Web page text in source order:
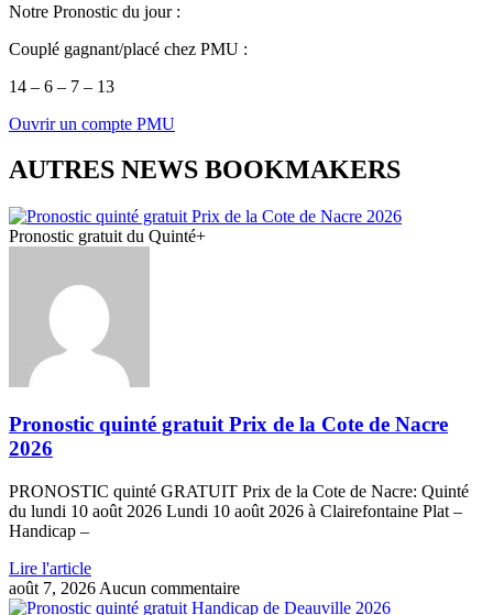
Notre Pronostic du jour :
Couplé gagnant/placé chez PMU :
14 – 6 – 7 – 13
Ouvrir un compte PMU
AUTRES NEWS BOOKMAKERS
Pronostic gratuit du Quinté+
Pronostic quinté gratuit Prix de la Cote de Nacre
2026
PRONOSTIC quinté GRATUIT Prix de la Cote de Nacre: Quinté
du lundi 10 août 2026 Lundi 10 août 2026 à Clairefontaine Plat –
Handicap –
Lire l'article
août 7, 2026 Aucun commentaire